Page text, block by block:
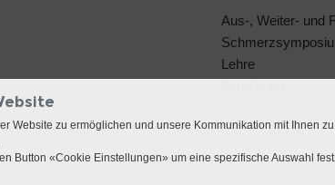
Aus-, Weiter- und
Lehre
Website zu ermöglichen und unsere Kommunikation mit Ihnen
Button «Cookie Einstellungen» um eine spezifische Auswahl